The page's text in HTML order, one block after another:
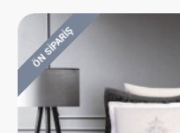
ÖN SIPARIŞ